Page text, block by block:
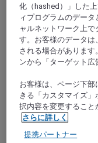
The Mercure
A7, A9 highways.
famous for the
point for your
relaxation-and
rooms, a
sauna, large
4,4/5Rated
化（hashed）」した
ィプログラムのデー
ャルネットワーク上
す。お客様のデータ
される場合がありま
ンから「ターゲット広
お客様は、ページ下
きる「カスタマイズ
択内容を変更すること
さらに詳しく
提携パートナー